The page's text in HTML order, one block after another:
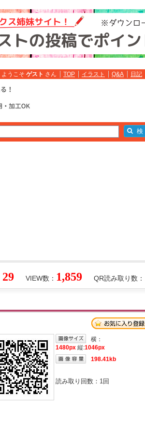
ようこそ ゲスト さん TOP イラスト Q&A 日記
QR読み取り数：
VIEW数： 1,859
29
横：
1480px 縦:1046px
198.41kb
読み取り回数： 1回